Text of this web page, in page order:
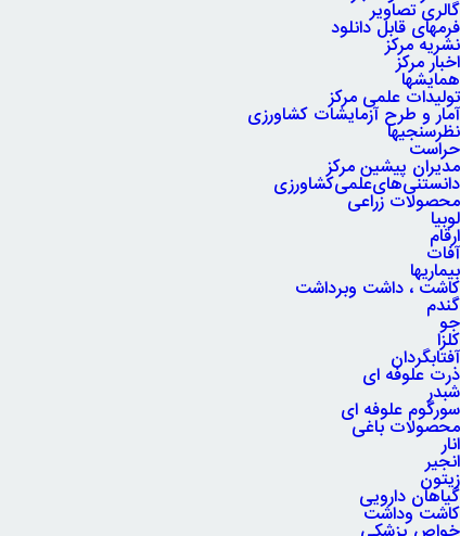
گالری تصاویر
فرمهای قابل دانلود
نشریه مرکز
اخبار مرکز
همایشها
تولیدات علمی مرکز
آمار و طرح آزمایشات کشاورزی
نظرسنجیها
حراست
مدیران پیشین مرکز
دانستنی‌های‌علمی‌کشاورزی
محصولات زراعی
لوبیا
ارقام
آفات
بیماریها
کاشت ، داشت وبرداشت
گندم
جو
کلزا
آفتابگردان
ذرت علوفه ای
شبدر
سورگوم علوفه ای
محصولات باغی
انار
انجیر
زیتون
گیاهان دارویی
کاشت وداشت